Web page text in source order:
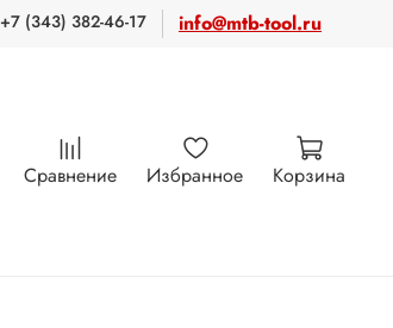
+7 (343) 382-46-17 info@mtb-tool.ru
Сравнение Избранное Корзина